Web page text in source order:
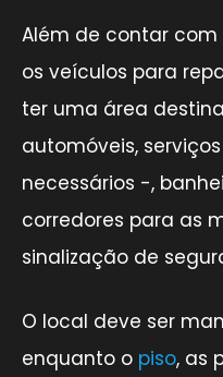
Além de contar
os veículos para
ter uma área
automóveis,
necessários -,
corredores para as
sinalização de
O local deve ser
enquanto o piso, as